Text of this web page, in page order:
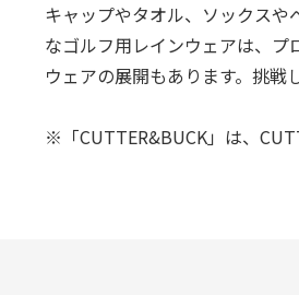
キャップやタオル、ソックスや
なゴルフ用レインウェアは、
ウェアの展開もあります。挑戦
※「CUTTER&BUCK」は、